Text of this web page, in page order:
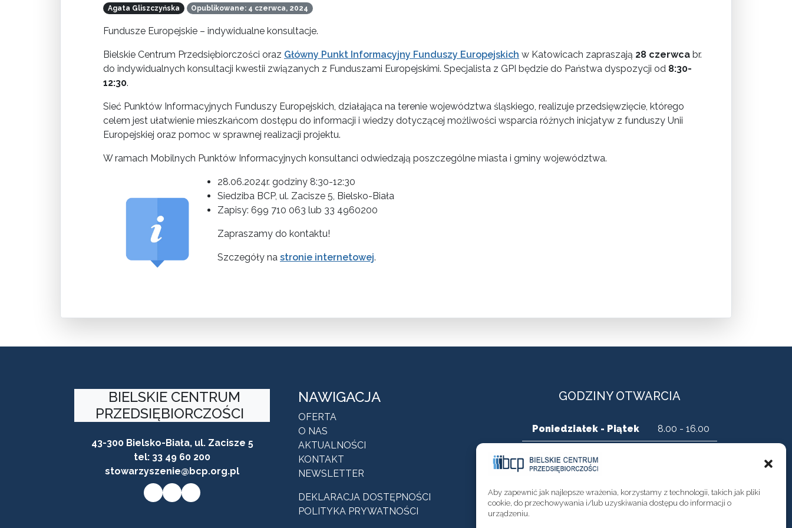
Aby zapewnić jak najlepsze wrażenia, korzystamy z technologii, takich jak pliki
cookie, do przechowywania i/lub uzyskiwania dostępu do informacji o
urządzeniu.
Agata Gliszczyńska Opublikowane: 4 czerwca, 2024
Fundusze Europejskie – indywidualne konsultacje.
Bielskie Centrum Przedsiębiorczości oraz Główny Punkt Informacyjny Funduszy Europejskich w Katowicach zapraszają 28 czerwca br.
do indywidualnych konsultacji kwestii związanych z Funduszami Europejskimi. Specjalista z GPI będzie do Państwa dyspozycji od 8:30-
12:30.
Sieć Punktów Informacyjnych Funduszy Europejskich, działająca na terenie województwa śląskiego, realizuje przedsięwzięcie, którego
celem jest ułatwienie mieszkańcom dostępu do informacji i wiedzy dotyczącej możliwości wsparcia różnych inicjatyw z funduszy Unii
Europejskiej oraz pomoc w sprawnej realizacji projektu.
W ramach Mobilnych Punktów Informacyjnych konsultanci odwiedzają poszczególne miasta i gminy województwa.
28.06.2024r. godziny 8:30-12:30
Siedziba BCP, ul. Zacisze 5, Bielsko-Biała
Zapisy: 699 710 063 lub 33 4960200
Zapraszamy do kontaktu!
Szczegóły na stronie internetowej.
BIELSKIE CENTRUM
PRZEDSIĘBIORCZOŚCI
43-300 Bielsko-Biała, ul. Zacisze 5
tel: 33 49 60 200
stowarzyszenie@bcp.org.pl
Przycisk do przejścia na stronę facebooka firmyPrzycisk do przejścia na stronę instagram firmy
Przycisk do przejścia na stronę linkedin firmy
NAWIGACJA
OFERTA
O NAS
AKTUALNOŚCI
KONTAKT
NEWSLETTER
DEKLARACJA DOSTĘPNOŚCI
POLITYKA PRYWATNOŚCI
GODZINY OTWARCIA
Poniedziałek - Piątek 8.00 - 16.00